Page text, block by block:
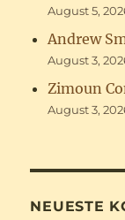
August 5,
Andrew
August 3,
Zimoun
August 3,
NEUESTE